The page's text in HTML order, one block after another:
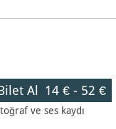
Al 14 €- 52 €
ve ses kaydı